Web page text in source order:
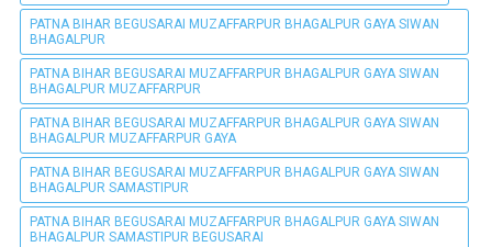
PATNA BIHAR BEGUSARAI MUZAFFARPUR BHAGALPUR GAYA SIWAN
BHAGALPUR
PATNA BIHAR BEGUSARAI MUZAFFARPUR BHAGALPUR GAYA SIWAN
BHAGALPUR MUZAFFARPUR
PATNA BIHAR BEGUSARAI MUZAFFARPUR BHAGALPUR GAYA SIWAN
BHAGALPUR MUZAFFARPUR GAYA
PATNA BIHAR BEGUSARAI MUZAFFARPUR BHAGALPUR GAYA SIWAN
BHAGALPUR SAMASTIPUR
PATNA BIHAR BEGUSARAI MUZAFFARPUR BHAGALPUR GAYA SIWAN
BHAGALPUR SAMASTIPUR BEGUSARAI